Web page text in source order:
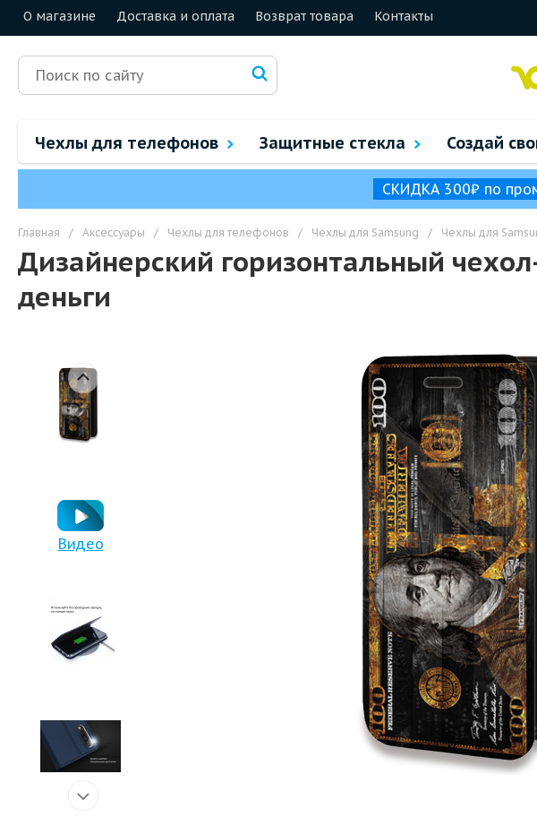
О магазине Доставка и оплата Возврат товара Контакты
Чехлы для телефонов Защитные стекла Создай
СКИДКА 300₽ по
Главная / Аксессуары / Чехлы для телефонов / Чехлы для Samsung / Чехлы для
Дизайнерский горизонтальный
деньги
Видео